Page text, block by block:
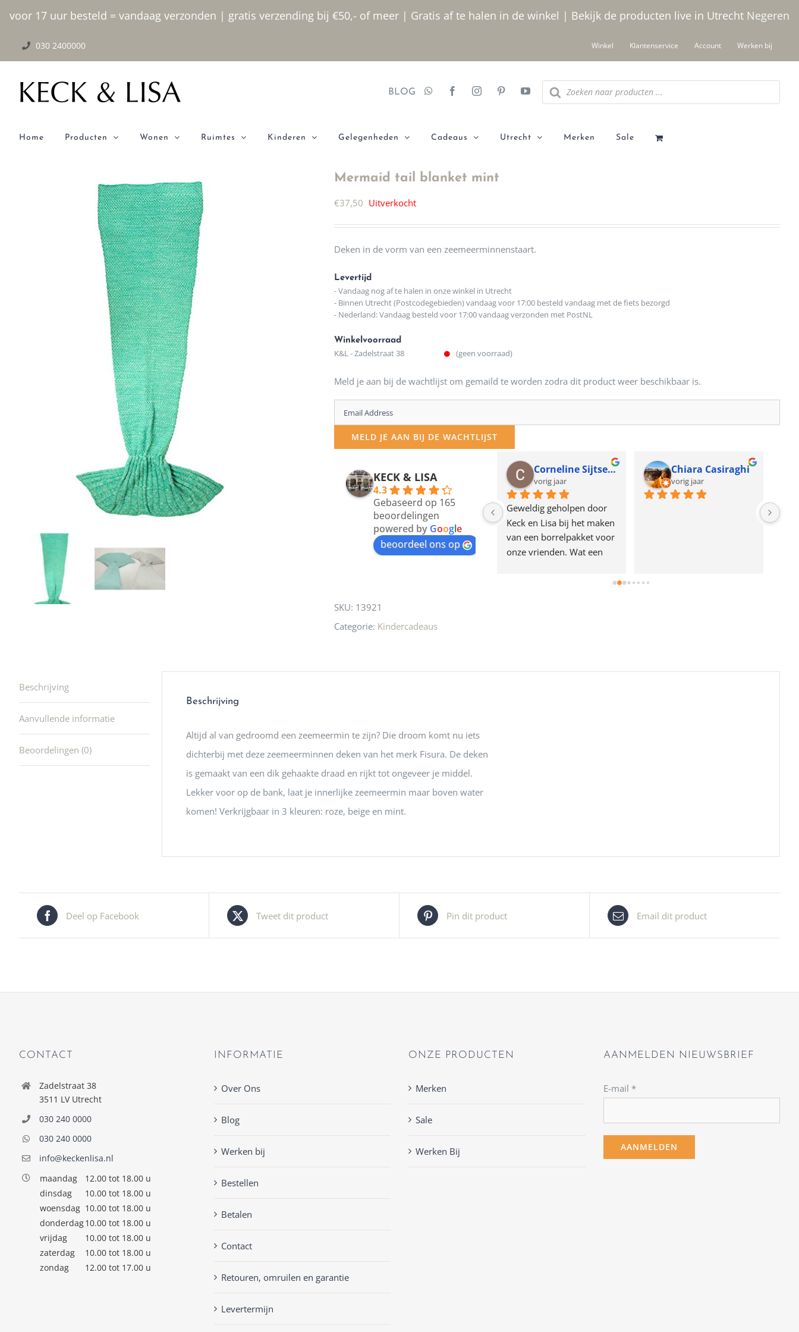
voor 17 uur besteld = vandaag verzonden | gratis verzending bij €50,- of meer | Gratis af te halen in de winkel | Bekijk de producten live in Utrecht Negeren
inhoud
030 2400000 Winkel Klantenservice Account Werken bij
BLOG
Producten
zoeken
Home Producten Wonen Ruimtes Kinderen Gelegenheden Cadeaus Utrecht Merken Sale
Mermaid tail blanket mint
€37,50 Uitverkocht
Deken in de vorm van een zeemeerminnenstaart.
Levertijd
- Vandaag nog af te halen in onze winkel in Utrecht
- Binnen Utrecht (Postcodegebieden) vandaag voor 17:00 besteld vandaag met de fiets bezorgd
- Nederland: Vandaag besteld voor 17:00 vandaag verzonden met PostNL
Winkelvoorraad
K&L - Zadelstraat 38 (geen voorraad)
Meld je aan bij de wachtlijst om gemaild te worden zodra dit product weer beschikbaar is.
Enter
your
email
MELD JE AAN BIJ DE WACHTLIJST
KECK & LISA
4.3
Gebaseerd op 165
beoordelingen
powered by Google
beoordeel ons op
ook heel aardig en gezellig
12 maanden geleden
Waarom in hemelsnaam
de woonwinkel op de
klippen  laten lopen? Waar
moeten nu de design
Corneline Sijtsema
vorig jaar
Geweldig geholpen door
Keck en Lisa bij het maken
van een borrelpakket voor
onze vrienden. Wat een
Chiara Casiraghi
vorig jaar
SKU: 13921
Categorie: Kindercadeaus
Beschrijving
Aanvullende informatie
Beoordelingen (0)
Beschrijving
Altijd al van gedroomd een zeemeermin te zijn? Die droom komt nu iets
dichterbij met deze zeemeerminnen deken van het merk Fisura. De deken
is gemaakt van een dik gehaakte draad en rijkt tot ongeveer je middel.
Lekker voor op de bank, laat je innerlijke zeemeermin maar boven water
komen! Verkrijgbaar in 3 kleuren: roze, beige en mint.
Deel op Facebook Tweet dit product Pin dit product Email dit product
CONTACT
Zadelstraat 38
3511 LV Utrecht
030 240 0000
030 240 0000
info@keckenlisa.nl
maandag
12.00 tot 18.00 u
dinsdag
10.00 tot 18.00 u
woensdag 10.00 tot 18.00 u
donderdag10.00 tot 18.00 u
vrijdag
10.00 tot 18.00 u
zaterdag
10.00 tot 18.00 u
zondag
12.00 tot 17.00 u
INFORMATIE
Over Ons
Blog
Werken bij
Bestellen
Betalen
Contact
Retouren, omruilen en garantie
Levertermijn
ONZE PRODUCTEN
Merken
Sale
Werken Bij
AANMELDEN NIEUWSBRIEF
E-mail *